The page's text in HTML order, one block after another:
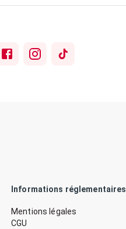
Informations réglementaires
Mentions légales
CGU